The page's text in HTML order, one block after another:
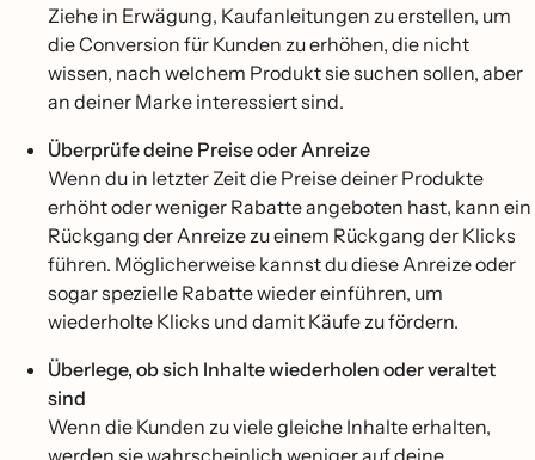
Ziehe in Erwägung, Kaufanleitungen zu erstellen, um
die Conversion für Kunden zu erhöhen, die nicht
wissen, nach welchem Produkt sie suchen sollen, aber
an deiner Marke interessiert sind.
Überprüfe deine Preise oder Anreize
Wenn du in letzter Zeit die Preise deiner Produkte
erhöht oder weniger Rabatte angeboten hast, kann ein
Rückgang der Anreize zu einem Rückgang der Klicks
führen. Möglicherweise kannst du diese Anreize oder
sogar spezielle Rabatte wieder einführen, um
wiederholte Klicks und damit Käufe zu fördern.
Überlege, ob sich Inhalte wiederholen oder veraltet
sind
Wenn die Kunden zu viele gleiche Inhalte erhalten,
werden sie wahrscheinlich weniger auf deine